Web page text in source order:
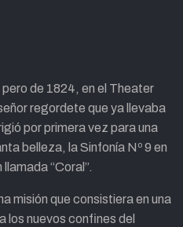
de 1824, en el Theater
regordete que ya llevaba
por primera vez para una
belleza, la Sinfonía Nº 9 en
“Coral”.
misión que consistiera en una
los nuevos confines del